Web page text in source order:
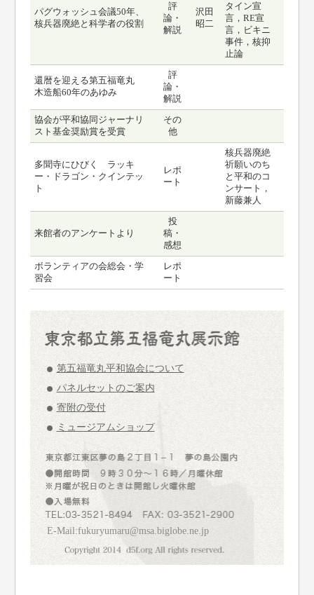
パグウォッシュ会議50年、
核兵器廃絶と科学者の役割
評
論・
解説
沢田
昭二
タイン宣
言，RE宣
言，ビキニ
事件，核抑
止論
還暦を迎える第五福竜丸
木造船60年のあゆみ
評
論・
解説
協会が平和協同ジャーナリ
スト基金奨励賞を受賞
その
他
多聞寺にひびく ラッキ
ー・ドラゴン・クインテッ
ト
レポ
ート
核兵器廃絶
祈願いのち
と平和のコ
ンサート，
新藤兼人
来館者のアンケートより
投
稿・
感想
ボランティアの会総会・学
習会
レポ
ート
E-Mail:fukuryumaru@msa.biglobe.ne.jp
第五福竜丸平和協会について
パネルセットのご案内
寄附の受付
ミュージアムショップ